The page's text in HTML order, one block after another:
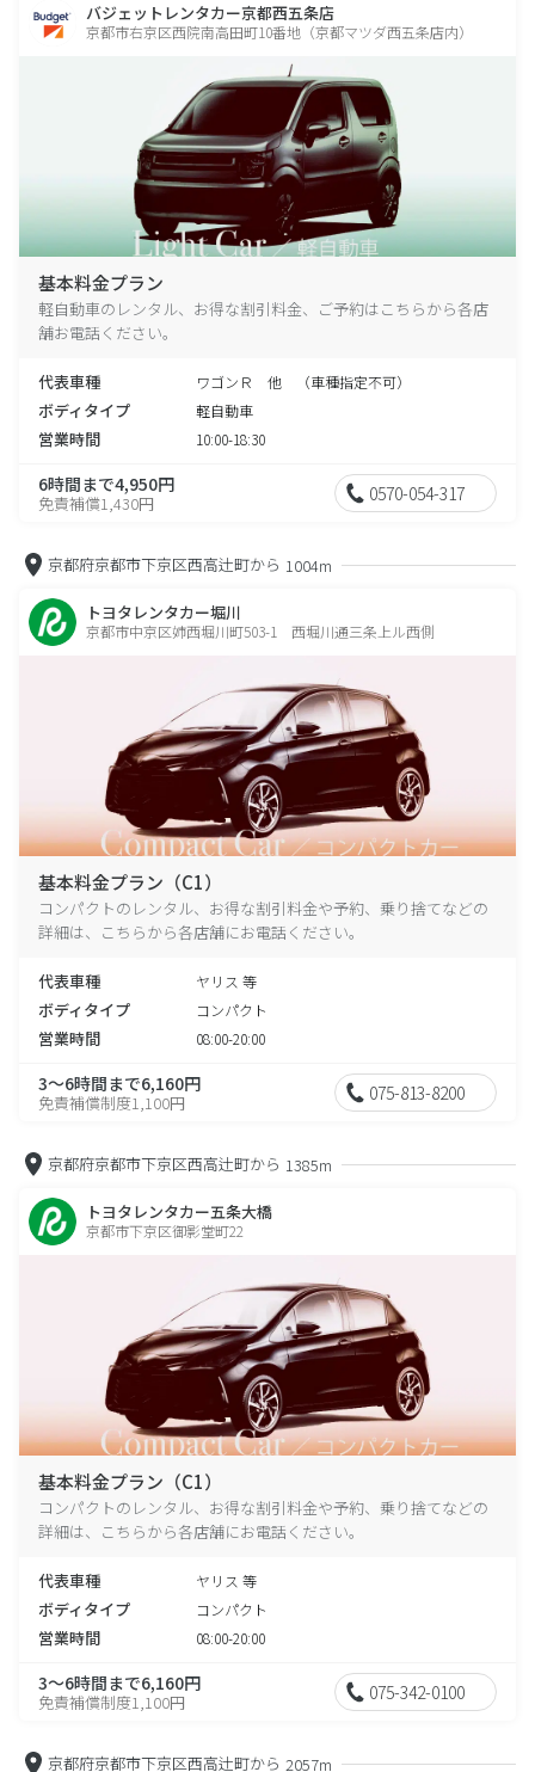
バジェットレンタカー京都西五条店
京都市右京区西院南高田町10番地（京都マツダ西五条店内）
基本料金プラン
軽自動車のレンタル、お得な割引料金、ご予約はこちらから各店
舗お電話ください。
代表車種 ワゴンＲ 他 （車種指定不可）
ボディタイプ 軽自動車
営業時間 10:00-18:30
6時間まで4,950円
免責補償1,430円 0570-054-317
京都府京都市下京区西高辻町から 1004m
トヨタレンタカー堀川
京都市中京区姉西堀川町503-1 西堀川通三条上ル西側
基本料金プラン（C1）
コンパクトのレンタル、お得な割引料金や予約、乗り捨てなどの
詳細は、こちらから各店舗にお電話ください。
代表車種 ヤリス 等
ボディタイプ コンパクト
営業時間 08:00-20:00
3～6時間まで6,160円
免責補償制度1,100円 075-813-8200
京都府京都市下京区西高辻町から 1385m
トヨタレンタカー五条大橋
京都市下京区御影堂町22
基本料金プラン（C1）
コンパクトのレンタル、お得な割引料金や予約、乗り捨てなどの
詳細は、こちらから各店舗にお電話ください。
代表車種 ヤリス 等
ボディタイプ コンパクト
営業時間 08:00-20:00
3～6時間まで6,160円
免責補償制度1,100円 075-342-0100
京都府京都市下京区西高辻町から 2057m